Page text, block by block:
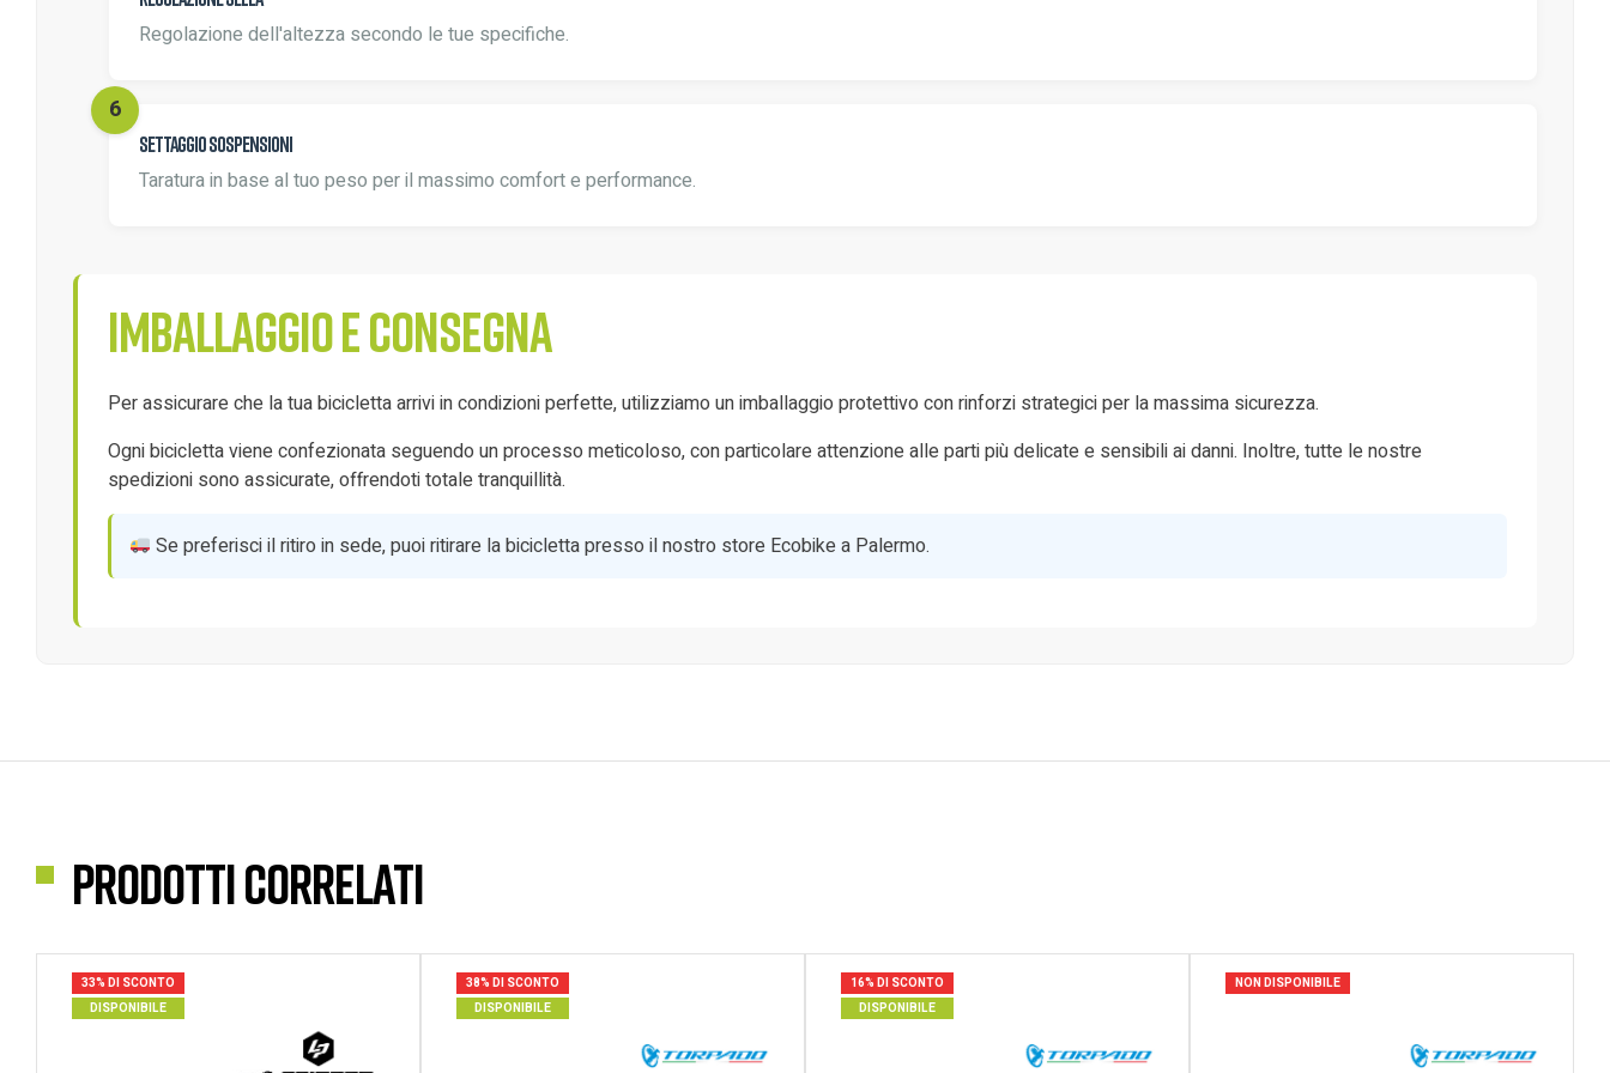
Regolazione dell'altezza secondo le tue specifiche.
Settaggio sospensioni
Taratura in base al tuo peso per il massimo comfort e performance.
Imballaggio e consegna
Per assicurare che la tua bicicletta arrivi in condizioni perfette, utilizziamo un imballaggio protettivo con rinforzi strategici per la massima sicurezza.
Ogni bicicletta viene confezionata seguendo un processo meticoloso, con particolare attenzione alle parti più delicate e sensibili ai danni. Inoltre, tutte le nostre
spedizioni sono assicurate, offrendoti totale tranquillità.
Se preferisci il ritiro in sede, puoi ritirare la bicicletta presso il nostro store Ecobike a Palermo.
Prodotti correlati
33% DI SCONTO
DISPONIBILE
38% DI SCONTO
DISPONIBILE
16% DI SCONTO
DISPONIBILE
NON DISPONIBILE